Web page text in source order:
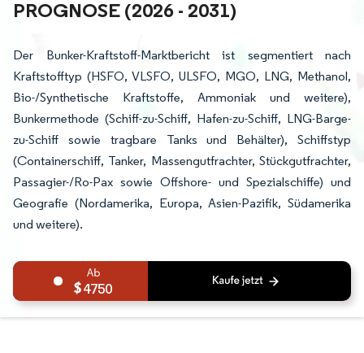
ROGNOSE (2026 - 2031)
Der Bunker-Kraftstoff-Marktbericht ist segmentiert nach
Kraftstofftyp (HSFO, VLSFO, ULSFO, MGO, LNG, Methanol,
Bio-/Synthetische Kraftstoffe, Ammoniak und weitere),
Bunkermethode (Schiff-zu-Schiff, Hafen-zu-Schiff, LNG-Barge-
zu-Schiff sowie tragbare Tanks und Behälter), Schiffstyp
(Containerschiff, Tanker, Massengutfrachter, Stückgutfrachter,
Passagier-/Ro-Pax sowie Offshore- und Spezialschiffe) und
Geografie (Nordamerika, Europa, Asien-Pazifik, Südamerika
und weitere).
4750